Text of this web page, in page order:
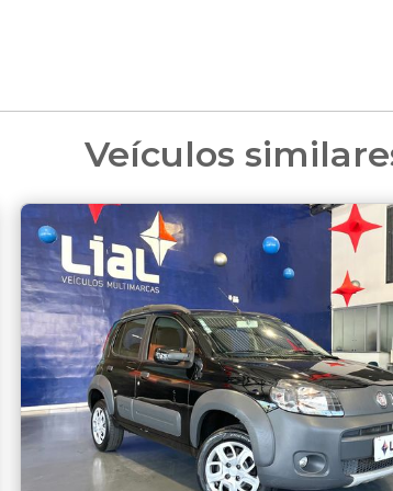
Veículos